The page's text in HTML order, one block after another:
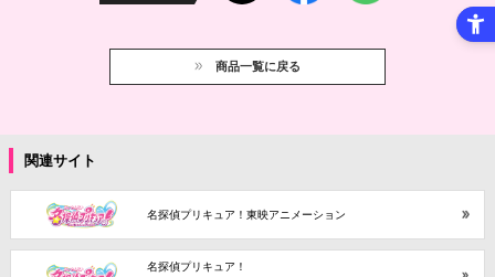
商品一覧に戻る
関連サイト
名探偵プリキュア！東映アニメーション
名探偵プリキュア！